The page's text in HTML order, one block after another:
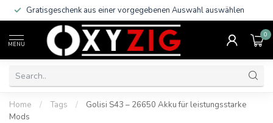
Gratisgeschenk aus einer vorgegebenen Auswahl auswählen
MENU
0
Home / Tags /
Golisi S43 – 26650 Akku für leistungsstarke
Mods